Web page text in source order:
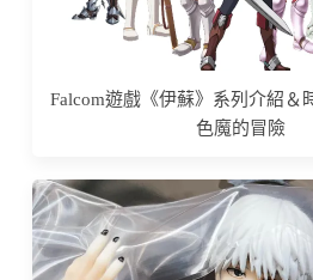
Falcom遊戲《伊蘇》系列介紹＆
色魔的冒險